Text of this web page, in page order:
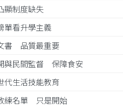
顯制度缺失
單看升學主義
書 品質最重要
與民間監督 保障食安
代生活技能教育
練名單 只是開始